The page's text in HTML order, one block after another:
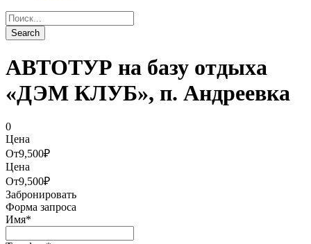
АВТОТУР на базу отдыха
«ДЭМ КЛУБ», п. Андреевка
0
Цена
От9,500₽
Цена
От9,500₽
Забронировать
Форма запроса
Имя*